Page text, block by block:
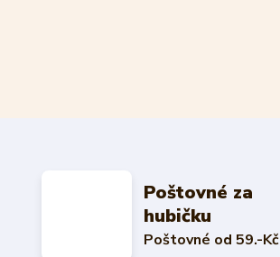
Poštovné za
hubičku
Poštovné od 59.-Kč